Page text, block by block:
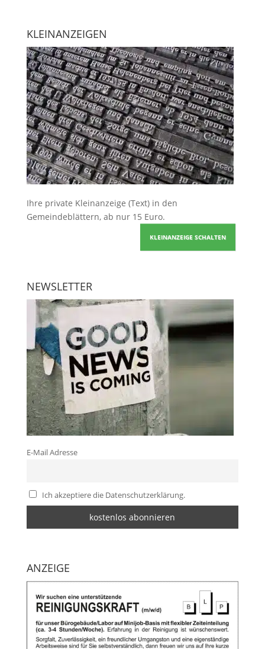
KLEINANZEIGEN
Ihre private Kleinanzeige (Text) in den
Gemeindeblättern, ab nur 15 Euro.
KLEINANZEIGE SCHALTEN
NEWSLETTER
E-Mail Adresse
Ich akzeptiere die Datenschutzerklärung.
ANZEIGE